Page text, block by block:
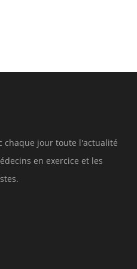
chaque jour toute l'actualité
en exercice et les